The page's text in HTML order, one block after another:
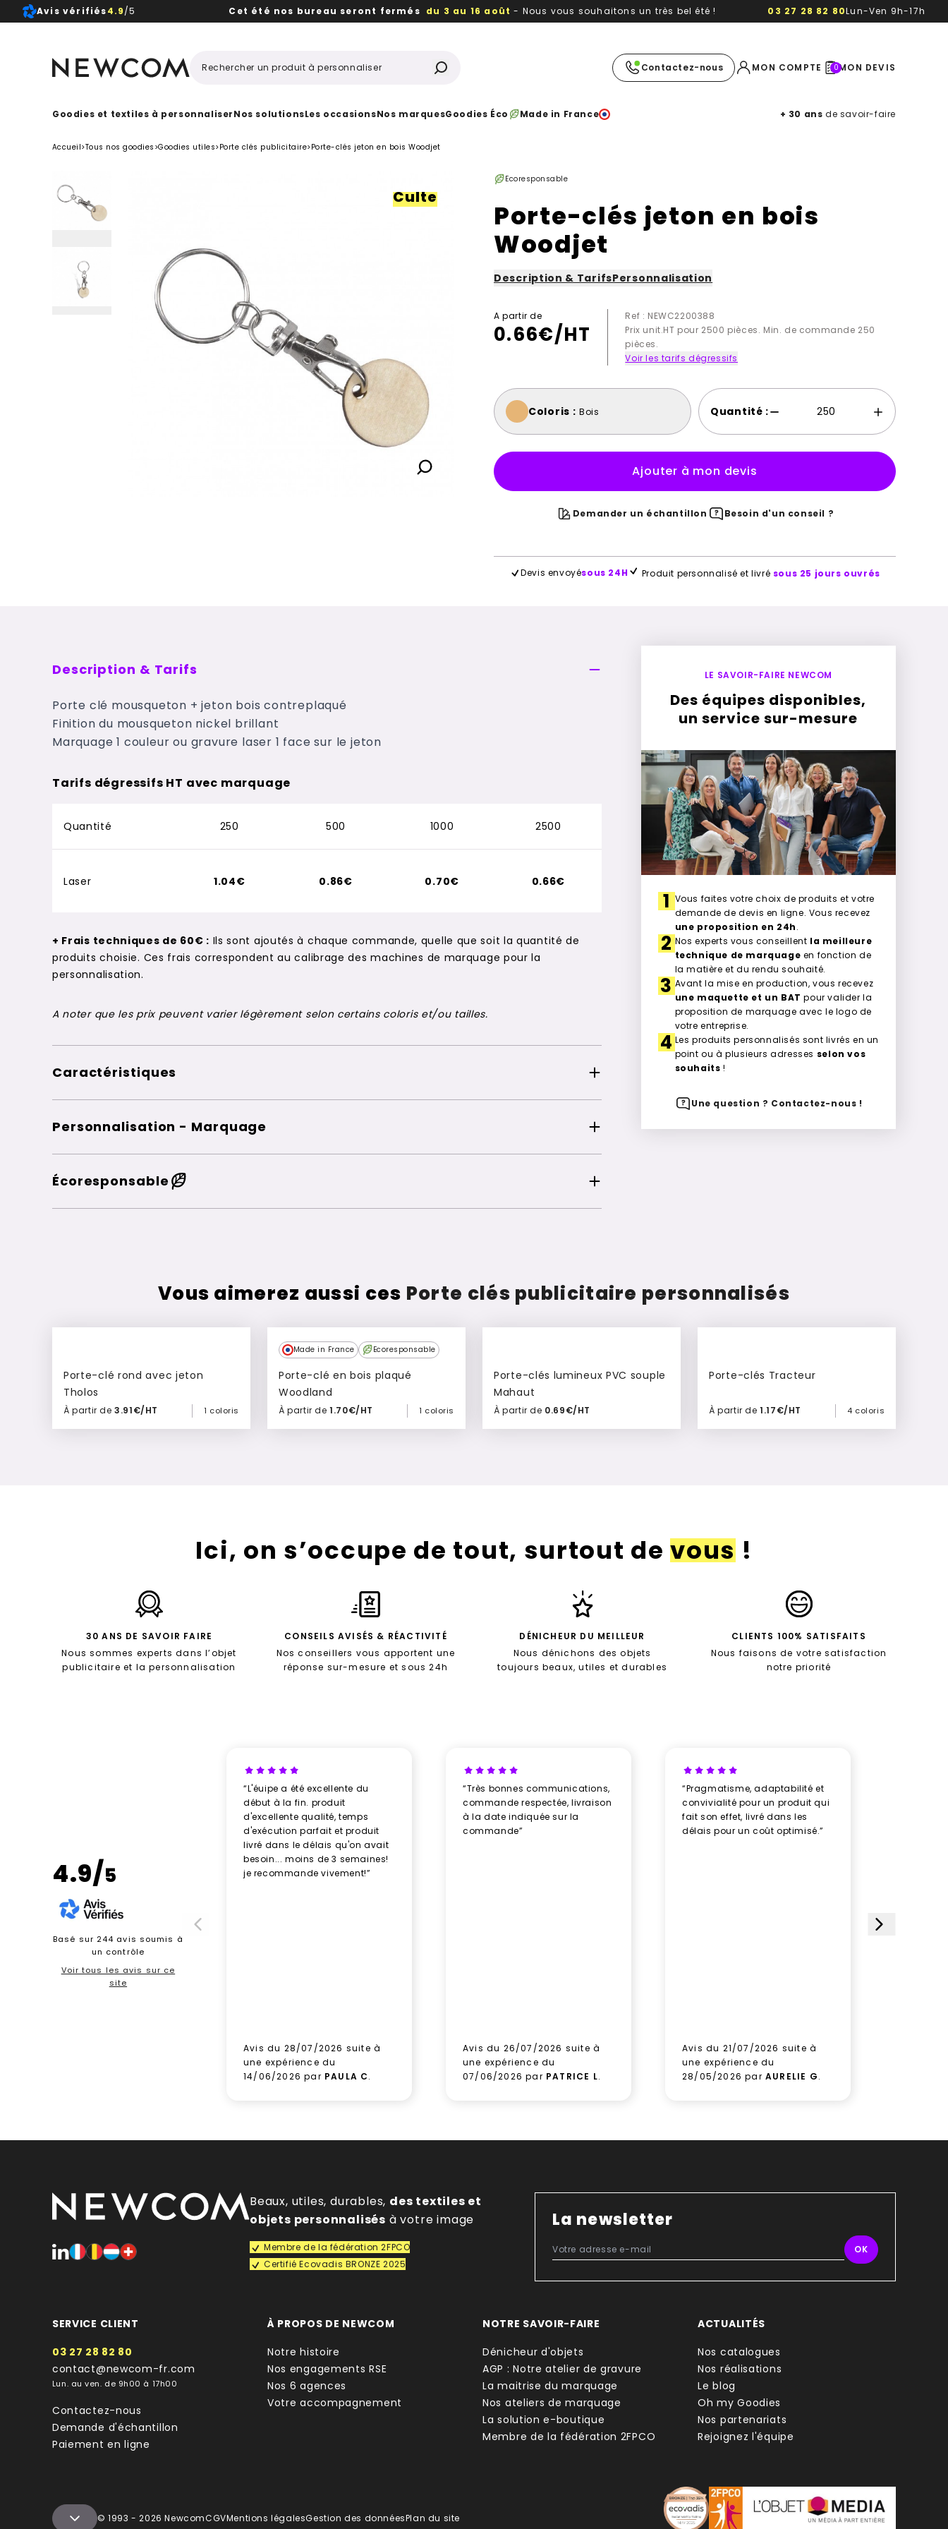
Avis vérifiés4.9/5 Cet été nos bureau seront fermés du 3 au 16 août - Nous vous souhaitons un très bel été !
03 27 28 82 80Lun-Ven 9h-17h
Contactez-nous MON COMPTE 0MON DEVIS
Goodies et textiles à personnaliserNos solutionsLes occasionsNos marquesGoodies Éco Made in France + 30 ans de savoir-faire
Accueil>Tous nos goodies >Goodies utiles>Porte clés publicitaire>Porte-clés jeton en bois Woodjet
Culte
Ecoresponsable
Porte-clés jeton en bois
Woodjet
Description & TarifsPersonnalisation
A partir de
0.66€/HT
Ref : NEWC2200388
Prix unit.HT pour 2500 pièces. Min. de commande 250
pièces.
Voir les tarifs dégressifs
Coloris : Bois Quantité :
Ajouter à mon devis
Demander un échantillon Besoin d'un conseil ?
Devis envoyésous 24H Produit personnalisé et livré sous 25 jours ouvrés
Description & Tarifs
Porte clé mousqueton + jeton bois contreplaqué
Finition du mousqueton nickel brillant
Marquage 1 couleur ou gravure laser 1 face sur le jeton
Tarifs dégressifs HT avec marquage
Quantité
Laser
250 500 1000 2500
1.04€ 0.86€ 0.70€ 0.66€
+ Frais techniques de 60€ : Ils sont ajoutés à chaque commande, quelle que soit la quantité de
produits choisie. Ces frais correspondent au calibrage des machines de marquage pour la
personnalisation.
A noter que les prix peuvent varier légèrement selon certains coloris et/ou tailles.
Caractéristiques
Personnalisation - Marquage
Écoresponsable
LE SAVOIR-FAIRE NEWCOM
Des équipes disponibles,
un service sur-mesure
1 Vous faites votre choix de produits et votre
demande de devis en ligne. Vous recevez
une proposition en 24h.
2 Nos experts vous conseillent la meilleure
technique de marquage en fonction de
la matière et du rendu souhaité.
3 Avant la mise en production, vous recevez
une maquette et un BAT pour valider la
proposition de marquage avec le logo de
votre entreprise.
4 Les produits personnalisés sont livrés en un
point ou à plusieurs adresses selon vos
souhaits !
Une question ? Contactez-nous !
Vous aimerez aussi ces Porte clés publicitaire personnalisés
Porte-clé rond avec jeton
Tholos
À partir de3.91€/HT 1 coloris
Ajouter à mon devis
Express
Made in France Ecoresponsable
Porte-clé en bois plaqué
Woodland
À partir de1.70€/HT 1 coloris
Ajouter à mon devis
Porte-clés lumineux PVC souple
Mahaut
À partir de 0.69€/HT
Ajouter à mon devis
Porte-clés Tracteur
À partir de1.17€/HT 4 coloris
Ajouter à mon devis
Ici, on s’occupe de tout, surtout devous !
30 ANS DE SAVOIR FAIRE
Nous sommes experts dans l’objet
publicitaire et la personnalisation
CONSEILS AVISÉS & RÉACTIVITÉ
Nos conseillers vous apportent une
réponse sur-mesure et sous 24h
DÉNICHEUR DU MEILLEUR
Nous dénichons des objets
toujours beaux, utiles et durables
CLIENTS 100% SATISFAITS
Nous faisons de votre satisfaction
notre priorité
4.9/5
Basé sur 244 avis soumis à
un contrôle
Voir tous les avis sur ce
site
“L'éuipe a été excellente du
début à la fin. produit
d'excellente qualité, temps
d'exécution parfait et produit
livré dans le délais qu'on avait
besoin... moins de 3 semaines!
je recommande vivement!”
Avis du 28/07/2026 suite à
une expérience du
14/06/2026 par PAULA C.
“Très bonnes communications,
commande respectée, livraison
à la date indiquée sur la
commande”
Avis du 26/07/2026 suite à
une expérience du
07/06/2026 par PATRICE L.
“Pragmatisme, adaptabilité et
convivialité pour un produit qui
fait son effet, livré dans les
délais pour un coût optimisé.”
Avis du 21/07/2026 suite à
une expérience du
28/05/2026 par AURELIE G.
Beaux, utiles, durables, des textiles et
objets personnalisés à votre image
Membre de la fédération 2FPCO
Certifié Ecovadis BRONZE 2025
La newsletter
SERVICE CLIENT
03 27 28 82 80
contact@newcom-fr.com
Lun. au ven. de 9h00 à 17h00
Contactez-nous
Demande d'échantillon
Paiement en ligne
À PROPOS DE NEWCOM
Notre histoire
Nos engagements RSE
Nos 6 agences
Votre accompagnement
NOTRE SAVOIR-FAIRE
Dénicheur d'objets
AGP : Notre atelier de gravure
La maitrise du marquage
Nos ateliers de marquage
La solution e-boutique
Membre de la fédération 2FPCO
ACTUALITÉS
Nos catalogues
Nos réalisations
Le blog
Oh my Goodies
Nos partenariats
Rejoignez l'équipe
© 1993 - 2026 NewcomCGVMentions légalesGestion des donnéesPlan du site